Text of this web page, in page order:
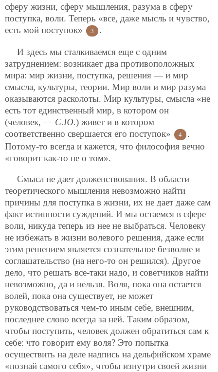
сферу жизни, сферу мышления, разума в сферу
поступка, воли. Теперь «все, даже мысль и чувство,
есть мой поступок»
3 .
И здесь мы сталкиваемся еще с одним
затруднением: возникает два противоположных
мира: мир жизни, поступка, решения — и мир
смысла, культуры, теории. Мир воли и мир разума
оказываются расколоты. Мир культуры, смысла «не
есть тот единственный мир, в котором он
(человек, — С.Ю.) живет и в котором
соответственно свершается его поступок»
4
.
Потому-то всегда и кажется, что философия вечно
«говорит как-то не о том».
Смысл не дает долженствования. В области
теоретического мышления невозможно найти
причины для поступка в жизни, их не дает даже сам
факт истинности суждений. И мы остаемся в сфере
воли, никуда теперь из нее не выбраться. Человеку
не избежать в жизни волевого решения, даже если
этим решением является сознательное безволие и
соглашательство (на него-то он решился). Другое
дело, что решать все-таки надо, и советчиков найти
невозможно, да и нельзя. Воля, пока она остается
волей, пока она существует, не может
руководствоваться чем-то иным себе, внешним,
последнее слово всегда за ней. Таким образом,
чтобы поступить, человек должен обратиться сам к
себе: что говорит ему воля? Это попытка
осуществить на деле надпись на дельфийском храме
«познай самого себя», чтобы изнутри своей жизни